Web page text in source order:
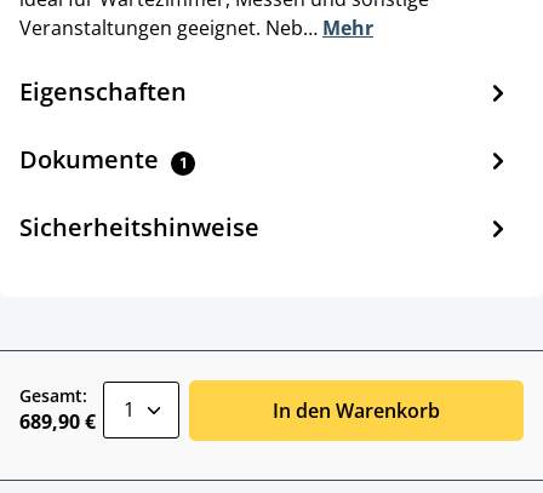
Veranstaltungen geeignet. Neb… Mehr
Eigenschaften
Dokumente 1
Sicherheitshinweise
Gesamt:
689,90 € In den Warenkorb